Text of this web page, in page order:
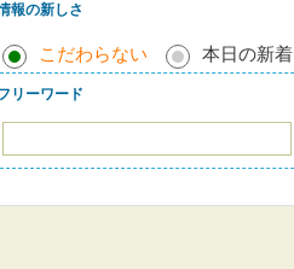
報の新しさ
こだわらない 本日の新着
リーワード